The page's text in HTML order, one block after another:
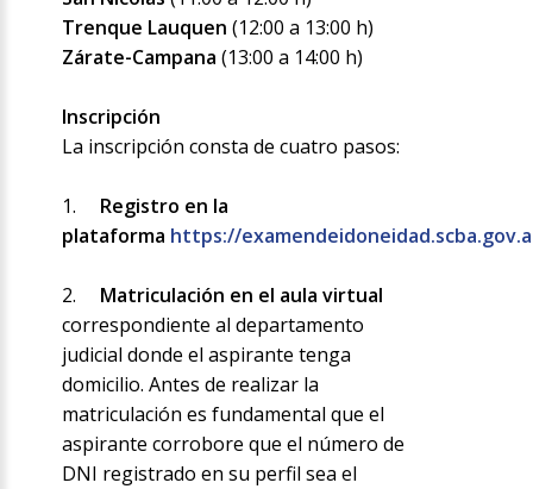
Trenque Lauquen (12:00 a 13:00 h)
Zárate-Campana (13:00 a 14:00 h)
Inscripción
La inscripción consta de cuatro pasos:
1.
Registro en la
plataforma https://
2.
Matriculación en el aula virtual
correspondiente al departamento
judicial donde el aspirante tenga
domicilio. Antes de realizar la
matriculación es fundamental que el
aspirante corrobore que el número de
DNI registrado en su perfil sea el